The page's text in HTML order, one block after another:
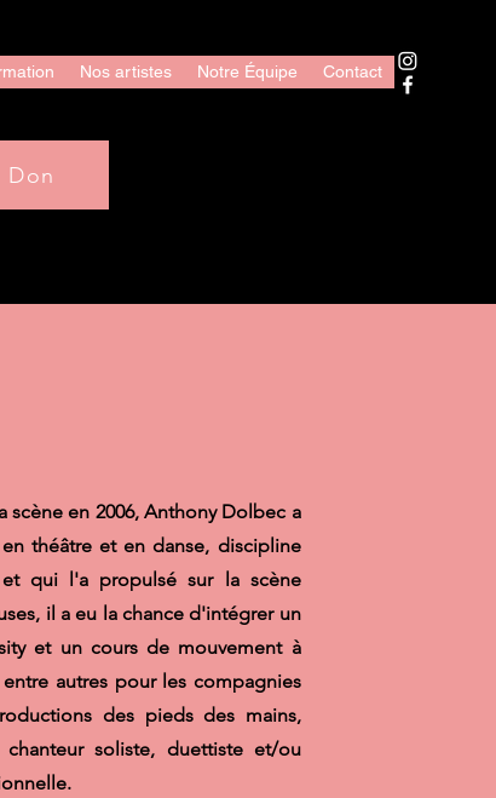
Nos artistes Notre Équipe Contact
Don
scène en 2006, Anthony Dolbec a
théâtre et en danse, discipline
qui l'a propulsé sur la scène
il a eu la chance d'intégrer un
et un cours de mouvement à
autres pour les compagnies
des pieds des mains,
soliste, duettiste et/ou